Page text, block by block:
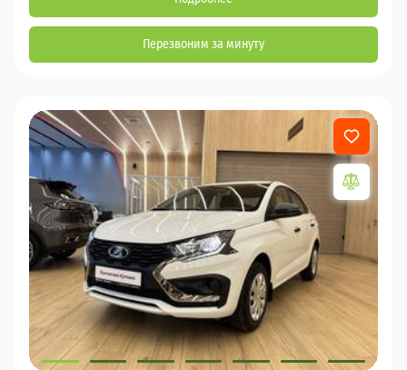
Перезвоним за минуту